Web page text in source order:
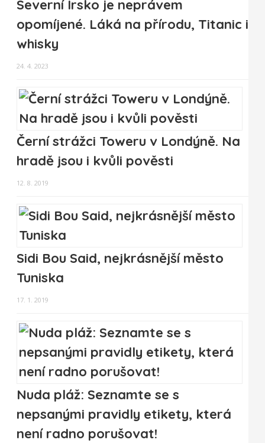
Severní Irsko je neprávem
opomíjené. Láká na přírodu, Titanic i
whisky
24. 4. 2023
Černí strážci Toweru v Londýně. Na
hradě jsou i kvůli pověsti
12. 8. 2019
Sidi Bou Said, nejkrásnější město
Tuniska
17. 1. 2019
Nuda pláž: Seznamte se s
nepsanými pravidly etikety, která
není radno porušovat!